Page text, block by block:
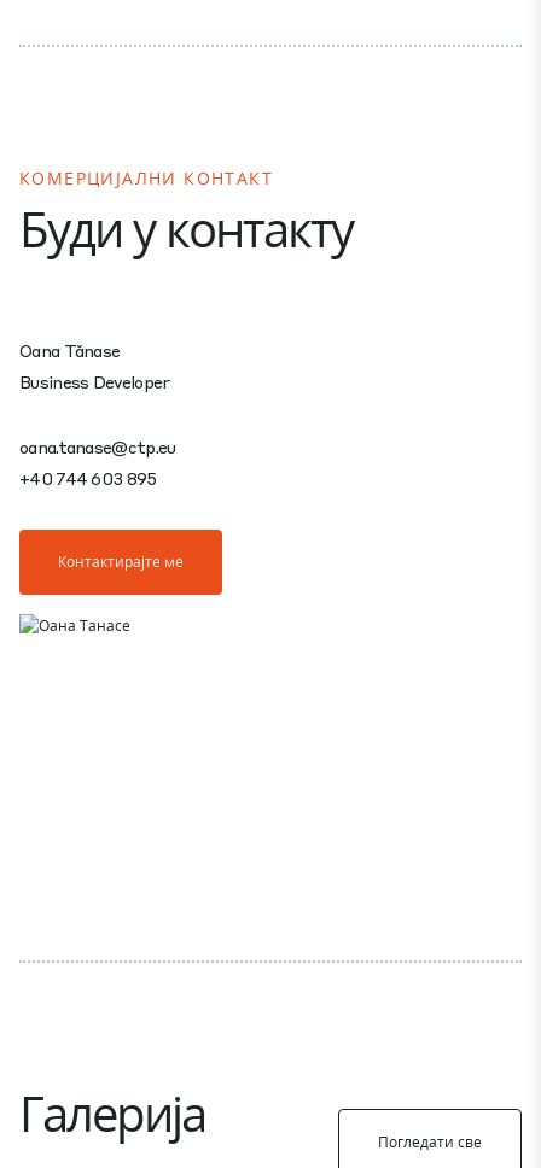
КОМЕРЦИЈАЛНИ КОНТАКТ
Буди у контакту
Oana Tănase
Business Developer
oana.tanase@ctp.eu
+40 744 603 895
Контактирајте ме
Галерија Погледати све